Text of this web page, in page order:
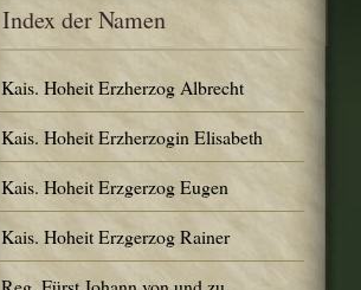
Index der Namen
Kais. Hoheit Erzherzog Albrecht
Kais. Hoheit Erzherzogin Elisabeth
Kais. Hoheit Erzgerzog Eugen
Kais. Hoheit Erzgerzog Rainer